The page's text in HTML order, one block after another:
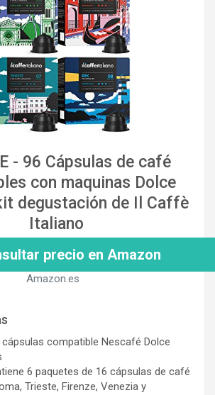
- 96 Cápsulas de café
con maquinas Dolce
degustación de Il Caffè
Italiano
precio en Amazon
Amazon.es
cápsulas compatible Nescafé Dolce
6 paquetes de 16 cápsulas de café
Trieste, Firenze, Venezia y